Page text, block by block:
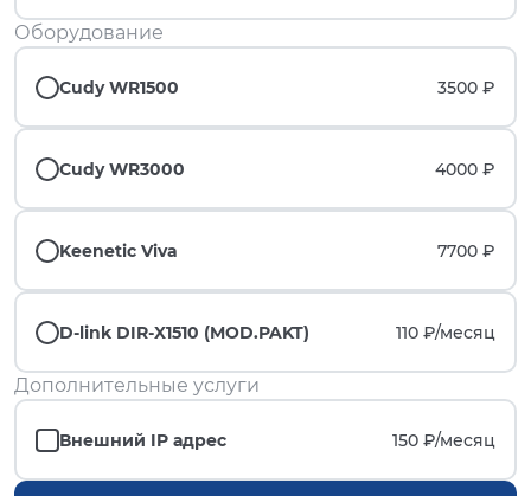
Оборудование
Cudy WR1500 3500 ₽
Cudy WR3000 4000 ₽
Keenetic Viva 7700 ₽
D-link DIR-X1510 (MOD.PAKT) 110 ₽/месяц
Дополнительные услуги
Внешний IP адрес 150 ₽/месяц